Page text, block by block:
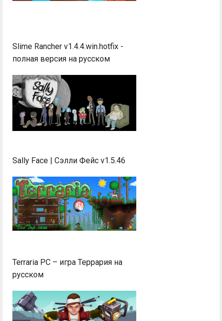
Slime Rancher v1.4.4.win.hotfix -
полная версия на русском
Sally Face | Сэлли Фейс v1.5.46
Terraria PC – игра Террария на
русском